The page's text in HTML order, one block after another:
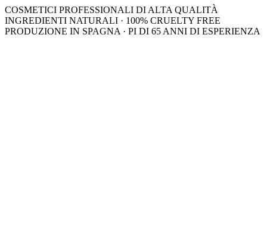
COSMETICI PROFESSIONALI DI ALTA QUALITÀ
INGREDIENTI NATURALI · 100% CRUELTY FREE
PRODUZIONE IN SPAGNA · PI DI 65 ANNI DI ESPERIENZA